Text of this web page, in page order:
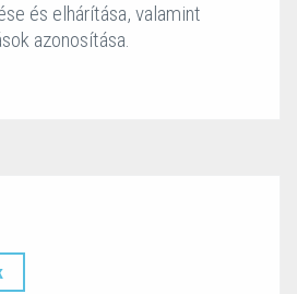
és elhárítása, valamint
azonosítása.